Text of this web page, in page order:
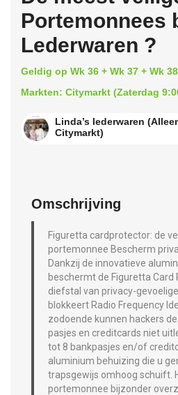
Portemonnees
Lederwaren ?
Geldig op Wk 36 + Wk 37 + Wk
Markten: Citymarkt (Zaterdag
Linda’s lederwaren
Citymarkt)
Omschrijving
Figuretta cardprotector: de
portemonnee Bescherm
Dankzij de innovatieve
beschermt de Figuretta Card
diefstal van privacy-
blokkeert Radio Frequency
zodoende kunnen hackers
pasjes en creditcards niet
tot 8 bankpasjes en/of
aluminium behuizing die u
trapsgewijs omhoog schuift.
portemonnee bijzonder